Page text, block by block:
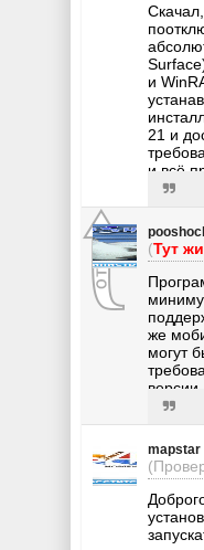
и
21 и
и всё
(Тут
же
могут
версии...
mapstar